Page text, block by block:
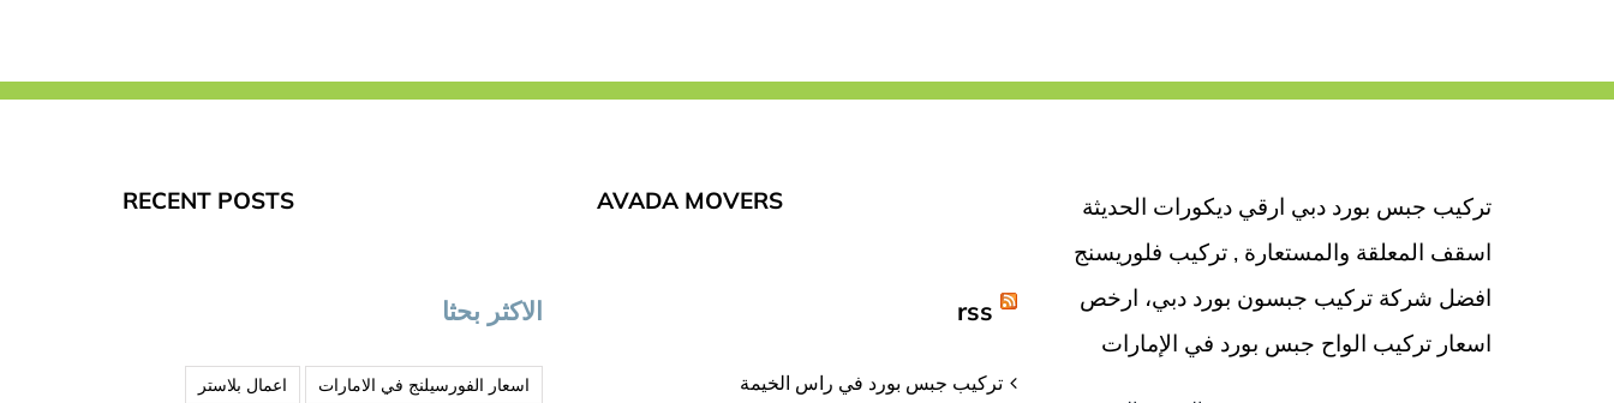
|0503418441
تركيب جبس بورد دبي ارقي ديكورات الحديثة
اسقف المعلقة والمستعارة , تركيب فلوريسنج
افضل شركة تركيب جبسون بورد دبي، ارخص
اسعار تركيب الواح جبس بورد في الإمارات
AVADA MOVERS
rss
تركيب جبس بورد في راس الخيمة
RECENT POSTS
الاكثر بحثا
اسعار الفورسيلنج في الامارات
اعمال بلاستر